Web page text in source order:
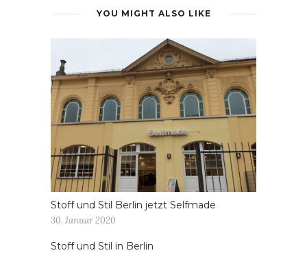
YOU MIGHT ALSO LIKE
Stoff und Stil Berlin jetzt Selfmade
30. Januar 2020
Stoff und Stil in Berlin